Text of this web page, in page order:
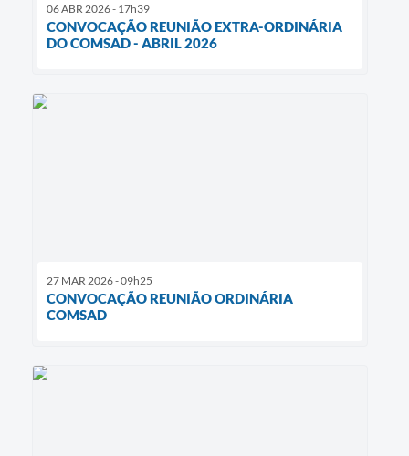
06 ABR 2026 - 17h39
CONVOCAÇÃO REUNIÃO EXTRA-ORDINÁRIA
DO COMSAD - ABRIL 2026
27 MAR 2026 - 09h25
CONVOCAÇÃO REUNIÃO ORDINÁRIA
COMSAD